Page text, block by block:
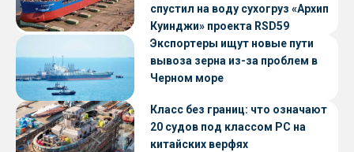
спустил на воду сухогруз «Архип
Куинджи» проекта RSD59
Экспортеры ищут новые пути
вывоза зерна из-за проблем в
Черном море
Класс без границ: что означают
20 судов под классом РС на
китайских верфях